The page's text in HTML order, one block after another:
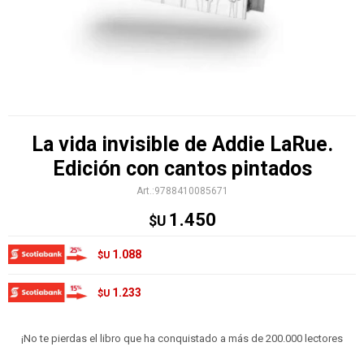
La vida invisible de Addie LaRue.
Edición con cantos pintados
9788410085671
$U 1.450
$U 1.088
$U 1.233
¡No te pierdas el libro que ha conquistado a más de 200.000 lectores